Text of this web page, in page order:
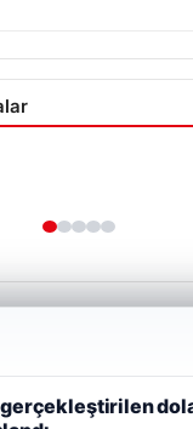
daha iyi
ve geliştirmek
gerçekleştirilen